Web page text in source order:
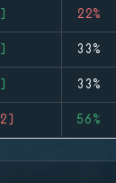
22%
33%
33%
56%